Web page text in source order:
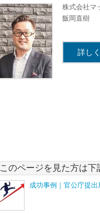
株式会社マ
飯岡直樹
詳し
このページを見た方は
成功事例｜官公庁提